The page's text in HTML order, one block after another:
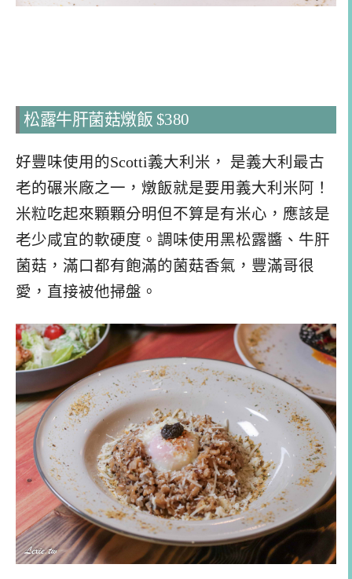
松露牛肝菌菇燉飯 $380
好豐味使用的Scotti義大利米， 是義大利最古
老的碾米廠之一，燉飯就是要用義大利米阿！
米粒吃起來顆顆分明但不算是有米心，應該是
老少咸宜的軟硬度。調味使用黑松露醬、牛肝
菌菇，滿口都有飽滿的菌菇香氣，豐滿哥很
愛，直接被他掃盤。